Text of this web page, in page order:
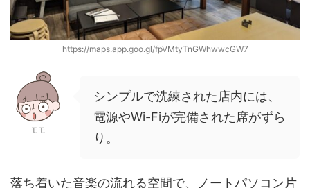
https://maps.app.goo.gl/fpVMtyTnGWhwwcGW7
モモ
シンプルで洗練された店内には、
電源やWi-Fiが完備された席がずら
り。
落ち着いた音楽の流れる空間で、ノートパソコン片